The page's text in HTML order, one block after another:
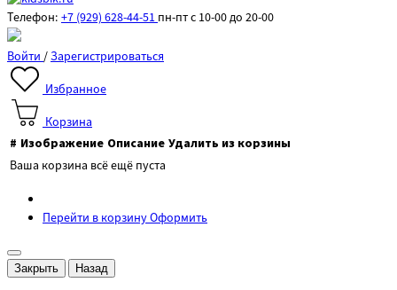
Телефон: +7 (929) 628-44-51пн-пт с 10-00 до 20-00
Войти/Зарегистрироваться
Избранное
Корзина
# Изображение Описание Удалить из корзины
Ваша корзина всё ещё пуста
Перейти в корзинуОформить
Закрыть Назад